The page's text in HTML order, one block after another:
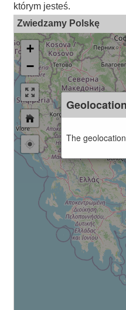
którym jesteś.
Zwiedzamy Polskę
+
−
The